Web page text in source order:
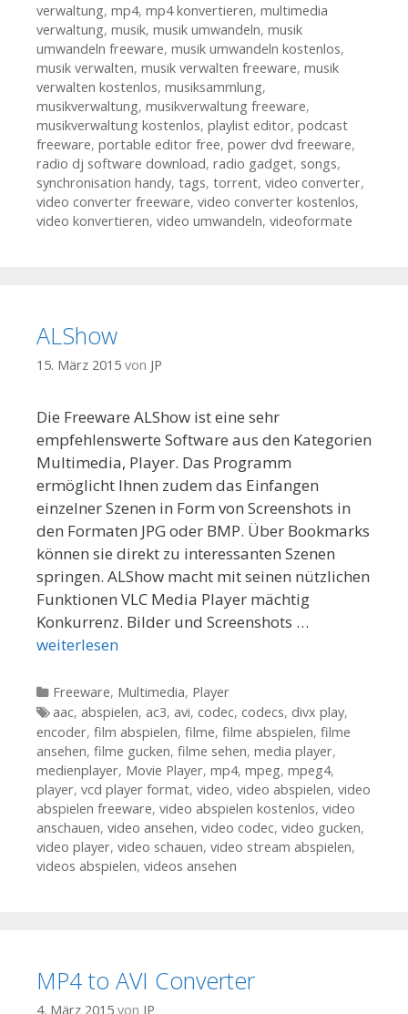
verwaltung, mp4, mp4 konvertieren, multimedia
verwaltung, musik, musik umwandeln, musik
umwandeln freeware, musik umwandeln kostenlos,
musik verwalten, musik verwalten freeware, musik
verwalten kostenlos, musiksammlung,
musikverwaltung, musikverwaltung freeware,
musikverwaltung kostenlos, playlist editor, podcast
freeware, portable editor free, power dvd freeware,
radio dj software download, radio gadget, songs,
synchronisation handy, tags, torrent, video converter,
video converter freeware, video converter kostenlos,
video konvertieren, video umwandeln, videoformate
ALShow
15. März 2015 von JP
Die Freeware ALShow ist eine sehr
empfehlenswerte Software aus den Kategorien
Multimedia, Player. Das Programm
ermöglicht Ihnen zudem das Einfangen
einzelner Szenen in Form von Screenshots in
den Formaten JPG oder BMP. Über Bookmarks
können sie direkt zu interessanten Szenen
springen. ALShow macht mit seinen nützlichen
Funktionen VLC Media Player mächtig
Konkurrenz. Bilder und Screenshots …
weiterlesen
Kategorien
Freeware, Multimedia, Player
Tags
aac, abspielen, ac3, avi, codec, codecs, divx play,
encoder, film abspielen, filme, filme abspielen, filme
ansehen, filme gucken, filme sehen, media player,
medienplayer, Movie Player, mp4, mpeg, mpeg4,
player, vcd player format, video, video abspielen, video
abspielen freeware, video abspielen kostenlos, video
anschauen, video ansehen, video codec, video gucken,
video player, video schauen, video stream abspielen,
videos abspielen, videos ansehen
MP4 to AVI Converter
4. März 2015 von JP